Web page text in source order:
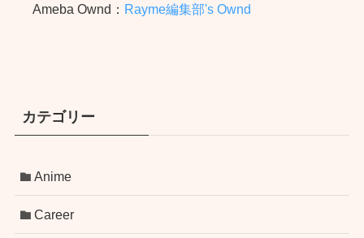
Ameba Ownd： Rayme編集部's Ownd
カテゴリー
Anime
Career